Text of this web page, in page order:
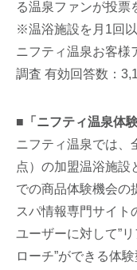
る温泉ファンが投票
※温浴施設を月1回
ニフティ温泉お客様
調査 有効回答数：
■「ニフティ温泉体
ニフティ温泉では、
点）の加盟温浴施設
での商品体験機会の
スパ情報専門サイト
ユーザーに対して”
ローチ”ができる体